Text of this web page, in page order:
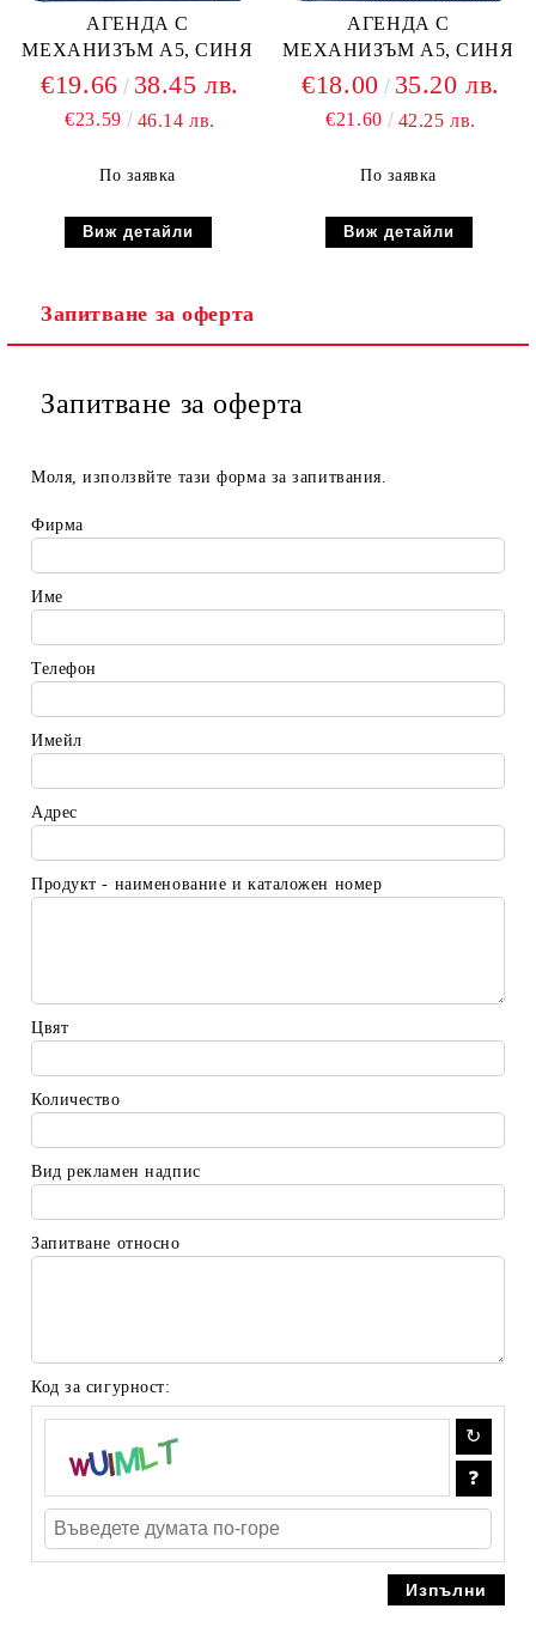
АГЕНДА С
МЕХАНИЗЪМ А5, СИНЯ
€19.66 38.45 лв.
€23.59 46.14 лв.
По заявка
Виж детайли
АГЕНДА С
МЕХАНИЗЪМ А5, СИНЯ
€18.00 35.20 лв.
€21.60 42.25 лв.
По заявка
Виж детайли
Запитване за оферта
Запитване за оферта
Моля, използвйте тази форма за запитвания.
Фирма
Име
Телефон
Имейл
Адрес
Продукт - наименование и каталожен номер
Цвят
Количество
Вид рекламен надпис
Запитване относно
Код за сигурност: